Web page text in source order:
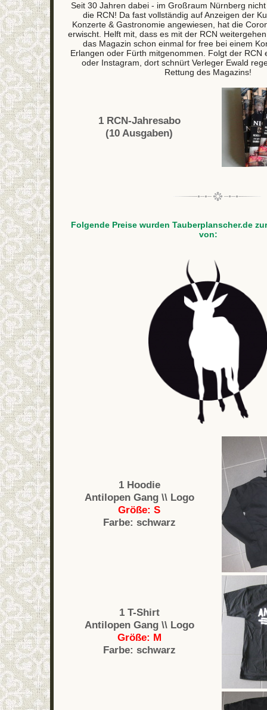
Seit 30 Jahren dabei - im Großraum Nürnberg
die RCN! Da fast vollständig auf Anzeigen der
Konzerte & Gastronomie angewiesen, hat die
erwischt. Helft mit, dass es mit der RCN
das Magazin schon einmal for free bei einem
Erlangen oder Fürth mitgenommen. Folgt der RCN
oder Instagram, dort schnürt Verleger Ewald
Rettung des Magazins!
1 RCN-Jahresabo
(10 Ausgaben)
Folgende Preise wurden Tauberplanscher.de
von:
1 Hoodie
Antilopen Gang \\ Logo
Größe: S
Farbe: schwarz
1 T-Shirt
Antilopen Gang \\ Logo
Größe: M
Farbe: schwarz